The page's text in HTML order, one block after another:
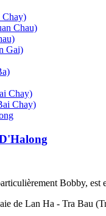
Chay)
Chau)
Gai)
Chay)
Chay)
Bobby, est
de Lan Ha - Tra Bau